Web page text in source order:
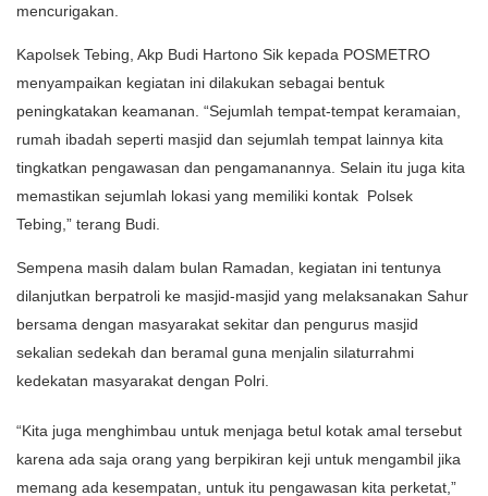
mencurigakan.
Kapolsek Tebing, Akp Budi Hartono Sik kepada POSMETRO
menyampaikan kegiatan ini dilakukan sebagai bentuk
peningkatakan keamanan. “Sejumlah tempat-tempat keramaian,
rumah ibadah seperti masjid dan sejumlah tempat lainnya kita
tingkatkan pengawasan dan pengamanannya. Selain itu juga kita
memastikan sejumlah lokasi yang memiliki kontak Polsek
Tebing,” terang Budi.
Sempena masih dalam bulan Ramadan, kegiatan ini tentunya
dilanjutkan berpatroli ke masjid-masjid yang melaksanakan Sahur
bersama dengan masyarakat sekitar dan pengurus masjid
sekalian sedekah dan beramal guna menjalin silaturrahmi
kedekatan masyarakat dengan Polri.
“Kita juga menghimbau untuk menjaga betul kotak amal tersebut
karena ada saja orang yang berpikiran keji untuk mengambil jika
memang ada kesempatan, untuk itu pengawasan kita perketat,”